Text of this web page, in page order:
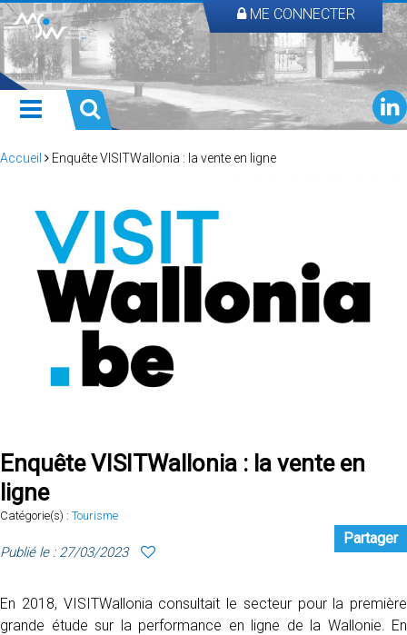
ME CONNECTER
Accueil Enquête VISITWallonia : la vente en ligne
Enquête VISITWallonia : la vente en
ligne
Catégorie(s) : Tourisme
Publié le : 27/03/2023
Partager
En 2018, VISITWallonia consultait le secteur pour la première
grande étude sur la performance en ligne de la Wallonie. En